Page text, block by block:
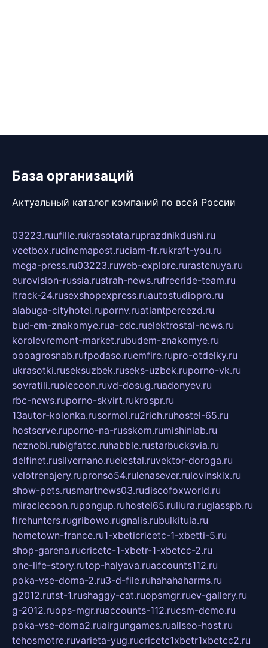
База организаций
Актуальный каталог компаний по всей России
03223.ruufille.rukrasotata.ruprazdnikdushi.ru
veetbox.rucinemapost.ruciam-fr.rukraft-you.ru
mega-press.ru03223.ruweb-explore.rurastenuya.ru
eurovision-russia.rustrah-news.rufreeride-team.ru
itrack-24.rusexshopexpress.ruautostudiopro.ru
alabuga-cityhotel.rupornv.ruatlantpereezd.ru
bud-em-znakomye.rua-cdc.ruelektrostal-news.ru
korolevremont-market.rubudem-znakomye.ru
oooagrosnab.rufpodaso.ruemfire.rupro-otdelky.ru
ukrasotki.ruseksuzbek.ruseks-uzbek.ruporno-vk.ru
sovratili.ruolecoon.ruvd-dosug.ruadonyev.ru
rbc-news.ruporno-skvirt.rukrospr.ru
13autor-kolonka.rusormol.ru2rich.ruhostel-65.ru
hostserve.ruporno-na-russkom.rumishinlab.ru
neznobi.rubigfatcc.ruhabble.rustarbucksvia.ru
delfinet.rusilvernano.ruelestal.ruvektor-doroga.ru
velotrenajery.rupronso54.rulenasever.rulovinskix.ru
show-pets.rusmartnews03.rudiscofoxworld.ru
miraclecoon.rupongup.ruhostel65.ruliura.ruglasspb.ru
firehunters.rugribowo.rugnalis.rubulkitula.ru
hometown-france.ru1-xbeticricetc-1-xbetti-5.ru
shop-garena.rucricetc-1-xbetr-1-xbetcc-2.ru
one-life-story.rutop-halyava.ruaccounts112.ru
poka-vse-doma-2.ru3-d-file.ruhahahaharms.ru
g2012.rutst-1.rushaggy-cat.ruopsmgr.ruev-gallery.ru
g-2012.ruops-mgr.ruaccounts-112.rucsm-demo.ru
poka-vse-doma2.ruairgungames.ruallseo-host.ru
tehosmotre.ruvarieta-yug.rucricetc1xbetr1xbetcc2.ru